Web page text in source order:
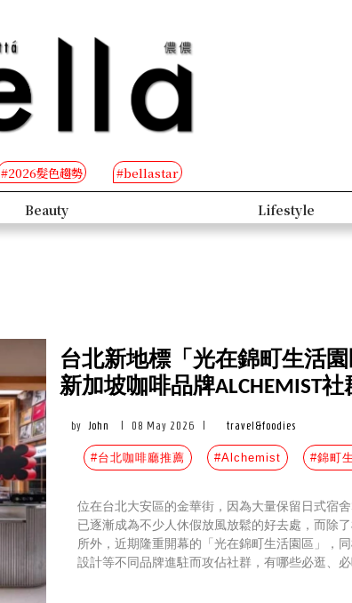
#2026髮色趨勢 #bellastar
B-TV B-Club
台北新地標「光在錦町生活園
新加坡咖啡品牌ALCHEMIST
by John 08 May 2026 travel&foodies
#台北咖啡廳推薦 #Alchemist #錦町
位在台北大安區的金華街，因為大量保留日式宿
已逐漸成為不少人休假放風放鬆的好去處，而除
所外，近期隆重開幕的「光在錦町生活園區」，
設計等不同品牌進駐而攻佔社群，有哪些必逛、必